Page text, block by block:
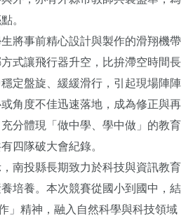
。
將事前精心設計與製作的滑翔機帶
方式讓飛行器升空，比拚滯空時間長
定盤旋、緩緩滑行，引起現場陣陣
角度不佳迅速落地，成為修正與再
分體現「做中學、學中做」的教育
四隊破大會紀錄。
南投縣長期致力於科技與資訊教育
培養。本次競賽從國小到國中，結
」精神，融入自然科學與科技領域